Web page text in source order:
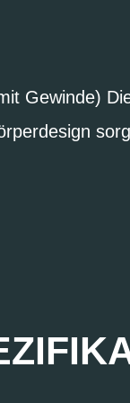
Gewinde)